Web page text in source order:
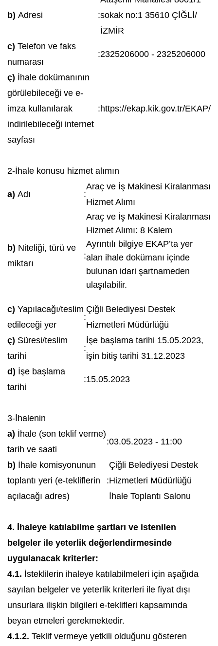
b) Adresi :sokak no:1 35610 ÇİĞLİ/
İZMİR
c) Telefon ve faks
numarası
:2325206000 - 2325206000
ç) İhale dokümanının
görülebileceği ve e-
imza kullanılarak
indirilebileceği internet
sayfası
:https://ekap.kik.gov.tr/EKAP/
2-İhale konusu hizmet alımın
a) Adı :
Araç ve İş Makinesi Kiralanması
Hizmet Alımı
b) Niteliği, türü ve
miktarı
:
Araç ve İş Makinesi Kiralanması
Hizmet Alımı: 8 Kalem
Ayrıntılı bilgiye EKAP’ta yer
alan ihale dokümanı içinde
bulunan idari şartnameden
ulaşılabilir.
c) Yapılacağı/teslim
edileceği yer
:
Çiğli Belediyesi Destek
Hizmetleri Müdürlüğü
ç) Süresi/teslim
tarihi
:
İşe başlama tarihi 15.05.2023,
işin bitiş tarihi 31.12.2023
d) İşe başlama
tarihi
:15.05.2023
3-İhalenin
a) İhale (son teklif verme)
tarih ve saati
:03.05.2023 - 11:00
b) İhale komisyonunun
toplantı yeri (e-tekliflerin
açılacağı adres)
:
Çiğli Belediyesi Destek
Hizmetleri Müdürlüğü
İhale Toplantı Salonu
4. İhaleye katılabilme şartları ve istenilen
belgeler ile yeterlik değerlendirmesinde
uygulanacak kriterler:
4.1. İsteklilerin ihaleye katılabilmeleri için aşağıda
sayılan belgeler ve yeterlik kriterleri ile fiyat dışı
unsurlara ilişkin bilgileri e-teklifleri kapsamında
beyan etmeleri gerekmektedir.
4.1.2. Teklif vermeye yetkili olduğunu gösteren